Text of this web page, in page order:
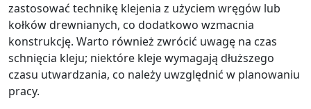
zastosować technikę klejenia z użyciem wręgów lub
kołków drewnianych, co dodatkowo wzmacnia
konstrukcję. Warto również zwrócić uwagę na czas
schnięcia kleju; niektóre kleje wymagają dłuższego
czasu utwardzania, co należy uwzględnić w planowaniu
pracy.